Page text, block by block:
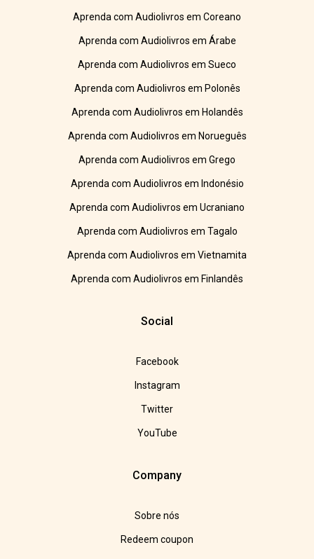
Aprenda com Audiolivros em Coreano
Aprenda com Audiolivros em Árabe
Aprenda com Audiolivros em Sueco
Aprenda com Audiolivros em Polonês
Aprenda com Audiolivros em Holandês
Aprenda com Audiolivros em Norueguês
Aprenda com Audiolivros em Grego
Aprenda com Audiolivros em Indonésio
Aprenda com Audiolivros em Ucraniano
Aprenda com Audiolivros em Tagalo
Aprenda com Audiolivros em Vietnamita
Aprenda com Audiolivros em Finlandês
Social
Facebook
Instagram
Twitter
YouTube
Company
Sobre nós
Redeem coupon